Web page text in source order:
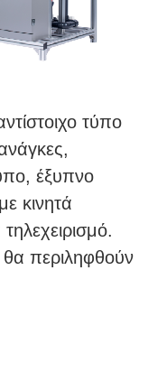
τύπο
έξυπνο
κινητά
θα περιληφθούν